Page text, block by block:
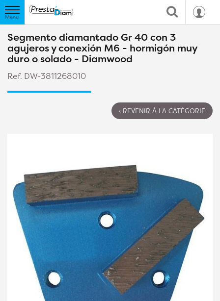
Segmento diamantado Gr 40 con 3
agujeros y conexión M6 - hormigón muy
duro o solado - Diamwood
Ref. DW-3811268010
‹ REVENIR À LA CATÉGORIE